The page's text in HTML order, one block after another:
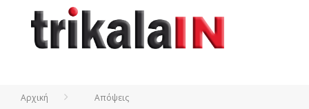
Αρχική Απόψεις